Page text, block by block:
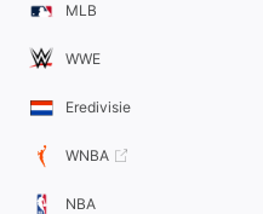
MLB
WWE
Eredivisie
WNBA
NBA